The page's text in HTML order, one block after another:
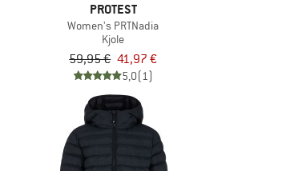
PROTEST
Women's PRTNadia
Kjole
59,95 € 41,97 €
5,0(1)